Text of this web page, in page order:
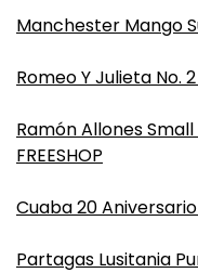
Manchester Mango
Romeo Y Julieta No.
Ramón Allones
FREESHOP
Cuaba 20 Aniversario
Partagas Lusitania